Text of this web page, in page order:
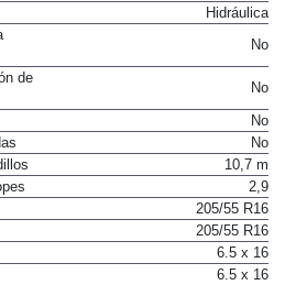
Hidráulica
No
de
No
No
No
10,7 m
2,9
205/55 R16
205/55 R16
6.5 x 16
6.5 x 16